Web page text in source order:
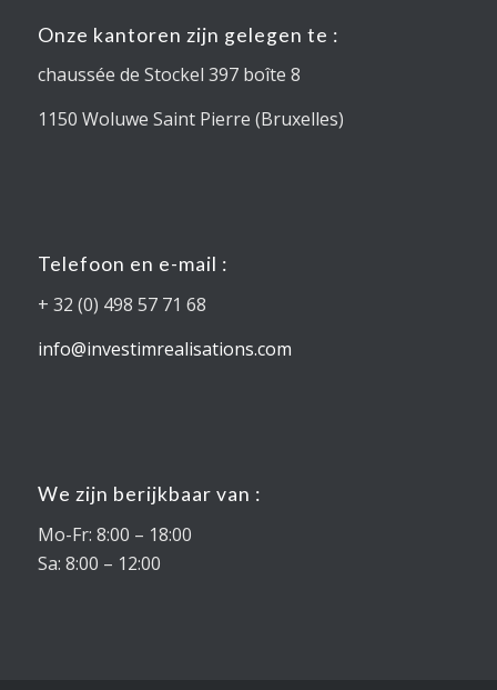
Onze kantoren zijn gelegen te :
chaussée de Stockel 397 boîte 8
1150 Woluwe Saint Pierre (Bruxelles)
Telefoon en e-mail :
+ 32 (0) 498 57 71 68
info@investimrealisations.com
We zijn berijkbaar van :
Mo-Fr: 8:00 – 18:00
Sa: 8:00 – 12:00